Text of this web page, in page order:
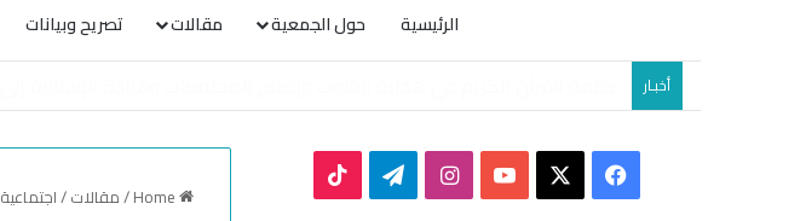
الرئيسية حول الجمعية مقالات تصريح وبيانات
أخبـار
/مقالات/اجتماعية
Facebook
YouTube
Instagram
Telegram